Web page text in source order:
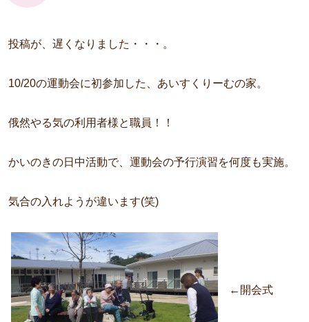
投稿が、遅くなりました・・・。
10/20の運動会に初参加した、あいすくりーむの家。
俄然やる気の利用者様と職員！！
かいのきの日中活動で、運動会の予行演習を何度も実施。
気合の入れようが違います(笑)
←開会式